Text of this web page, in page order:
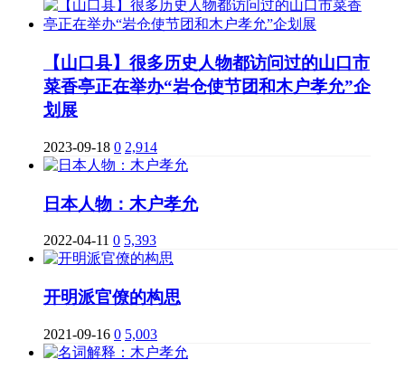
【山口县】很多历史人物都访问过的山口市
菜香亭正在举办“岩仓使节团和木户孝允”企
划展
2023-09-18 0 2,914
日本人物：木户孝允
2022-04-11 0 5,393
开明派官僚的构思
2021-09-16 0 5,003